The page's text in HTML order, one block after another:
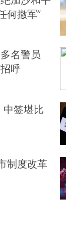
何撤军”
名警员
呼
中签堪比
制度改革